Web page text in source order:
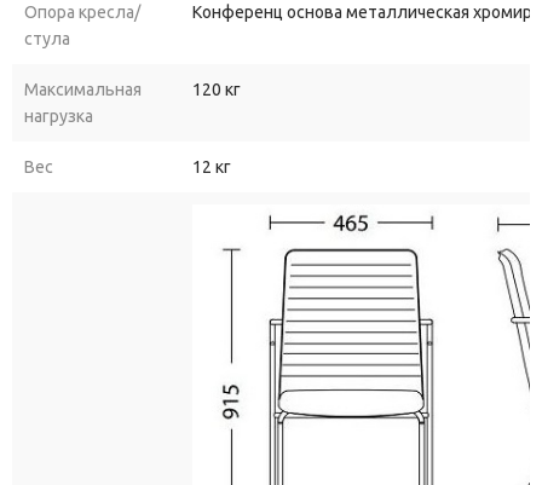
Опора кресла/
стула
Конференц основа металлическая
Максимальная
нагрузка
120 кг
Вес 12 кг